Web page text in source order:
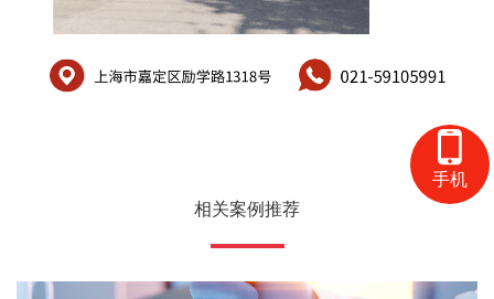
相关案例推荐
手机